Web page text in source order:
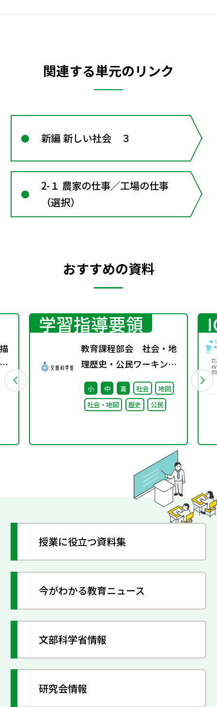
関連する単元のリンク
新編 新しい社会 ３
2-１ 農家の仕事／工場の仕事
（選択）
おすすめの資料
学習指導要領
教育課程部会 社会・地
理歴史・公民ワーキング
（第4回） 配付資料
小 中 高 社会
地図
社会・地図
歴史 公民
授業に役立つ資料集
今がわかる教育ニュース
文部科学省情報
研究会情報